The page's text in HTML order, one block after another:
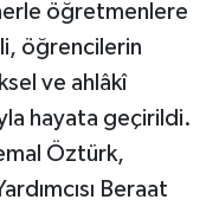
öğretmenlere
öğrencilerin
ve ahlâkî
hayata geçirildi.
Öztürk,
Beraat